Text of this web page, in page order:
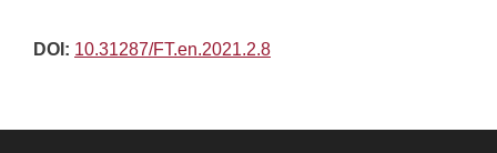
DOI: 10.31287/FT.en.2021.2.8